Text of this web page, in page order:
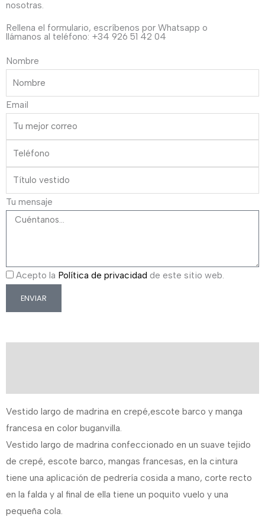
nosotras.
Rellena el formulario, escríbenos por Whatsapp o
llámanos al teléfono: +34 926 51 42 04
Nombre
Email
Tu mensaje
Acepto la Política de privacidad de este sitio web.
ENVIAR
Vestido largo de madrina en crepé,escote barco y manga
francesa en color buganvilla.
Vestido largo de madrina confeccionado en un suave tejido
de crepé, escote barco, mangas francesas, en la cintura
tiene una aplicación de pedrería cosida a mano, corte recto
en la falda y al final de ella tiene un poquito vuelo y una
pequeña cola.